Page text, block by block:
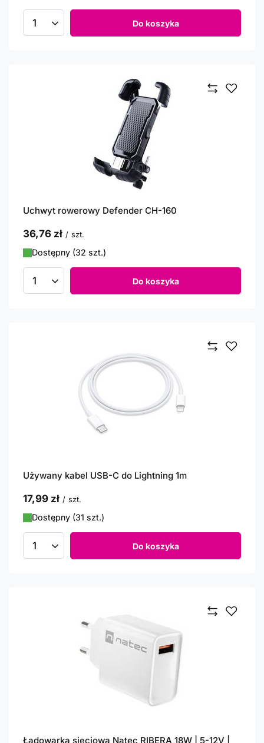
Ilość produktów Do koszyka
Uchwyt rowerowy Defender CH-160
36,76 zł / szt.
Dostępny (32 szt.)
Ilość produktów Do koszyka
Używany kabel USB-C do Lightning 1m
17,99 zł / szt.
Dostępny (31 szt.)
Ilość produktów Do koszyka
Ładowarka sieciowa Natec RIBERA 18W | 5-12V |